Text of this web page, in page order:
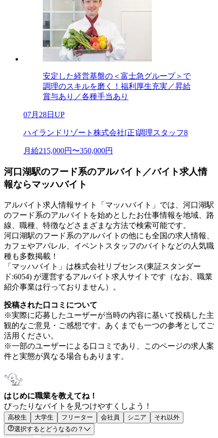
安定した経営基盤の＜富士急グループ＞で
調理のスキルを磨く！福利厚生充実／昇給
賞与あり／各種手当あり
07月28日UP
ハイランドリゾート株式会社[正]調理スタッフ8
月給215,000円〜350,000円
河口湖駅のフード系のアルバイト／バイト求人情
報ならマッハバイト
アルバイト求人情報サイト「マッハバイト」では、河口湖駅
のフード系のアルバイトを始めとしたお仕事情報を地域、路
線、職種、特徴などさまざまな方法で検索可能です。
河口湖駅のフード系のアルバイトの他にも全国の求人情報、
カフェやアパレル、イベントスタッフのバイトなどの人気職
種も多数掲載！
「マッハバイト」は株式会社リブセンス(東証スタンダー
ド:6054) が運営するアルバイト求人サイトです（なお、職業
紹介事業は行っておりません）。
投稿された口コミについて
※実際に応募したユーザーが当時の内容に基いて投稿した主
観的なご意見・ご感想です。あくまでも一つの参考としてご
活用ください。
※一部のユーザーによる口コミであり、このページの求人案
件と実態が異なる場合もあります。
はじめに職業を教えてね！
ぴったりなバイトを見つけやすくしよう！
高校生 大学生 フリーター 会社員 シニア
それ以外
選択するとどうなるの？